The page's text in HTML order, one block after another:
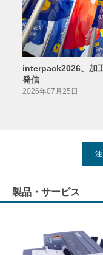
interpack2026、加
発信
2026年07月25日
製品・サービス